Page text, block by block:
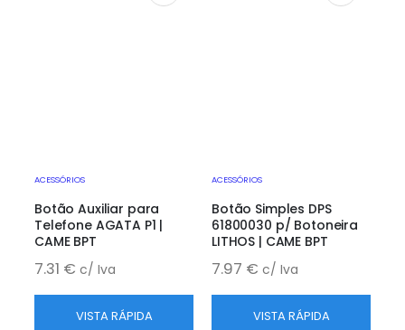
VISTA RÁPIDA
ACESSÓRIOS
Botão Auxiliar para
Telefone AGATA P1 |
CAME BPT
7.31 € c/ Iva
VISTA RÁPIDA
ACESSÓRIOS
Botão Simples DPS
61800030 p/ Botoneira
LITHOS | CAME BPT
7.97 € c/ Iva